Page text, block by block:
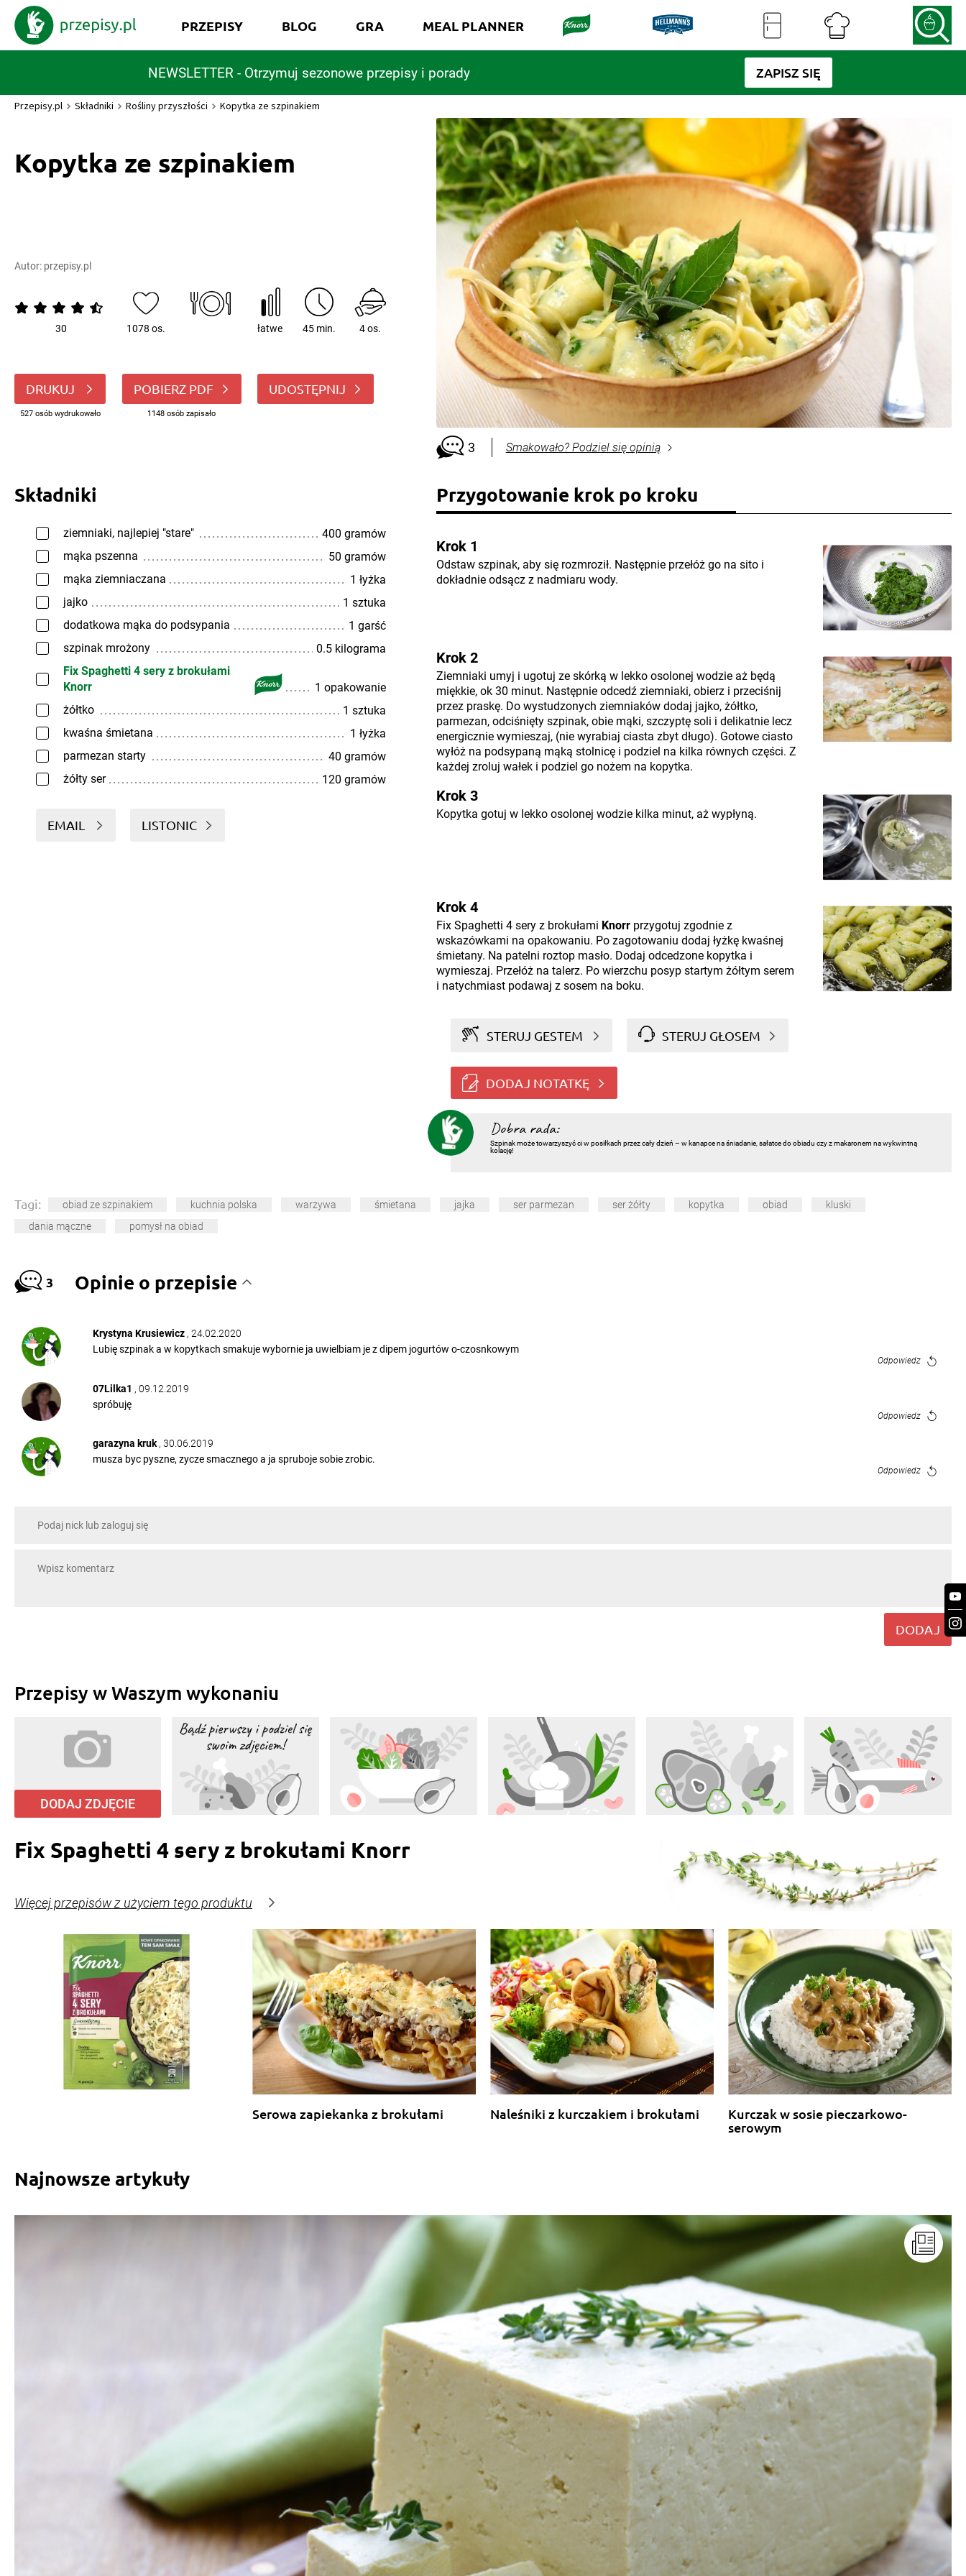
NEWSLETTER - Otrzymuj sezonowe przepisy i porady ZAPISZ SIĘ
PRZEPISY BLOG GRA MEAL PLANNER
Przepisy.pl Składniki Rośliny przyszłości Kopytka ze szpinakiem
Kopytka ze szpinakiem
Autor: przepisy.pl
30 1078 os. łatwe 45 min. 4 os.
DRUKUJ
527 osób wydrukowało
POBIERZ PDF
1148 osób zapisało
UDOSTĘPNIJ
3 Smakowało? Podziel się opinią
Składniki
ziemniaki, najlepiej "stare"
400 gramów
mąka pszenna
50 gramów
mąka ziemniaczana
1 łyżka
jajko
1 sztuka
dodatkowa mąka do podsypania
1 garść
szpinak mrożony
0.5 kilograma
Fix Spaghetti 4 sery z brokułami
Knorr
1 opakowanie
żółtko
1 sztuka
kwaśna śmietana
1 łyżka
parmezan starty
40 gramów
żółty ser
120 gramów
EMAIL LISTONIC
Przygotowanie krok po kroku
Krok 1
Odstaw szpinak, aby się rozmroził. Następnie przełóż go na sito i
dokładnie odsącz z nadmiaru wody.
Krok 2
Ziemniaki umyj i ugotuj ze skórką w lekko osolonej wodzie aż będą
miękkie, ok 30 minut. Następnie odcedź ziemniaki, obierz i przeciśnij
przez praskę. Do wystudzonych ziemniaków dodaj jajko, żółtko,
parmezan, odciśnięty szpinak, obie mąki, szczyptę soli i delikatnie lecz
energicznie wymieszaj, (nie wyrabiaj ciasta zbyt długo). Gotowe ciasto
wyłóż na podsypaną mąką stolnicę i podziel na kilka równych części. Z
każdej zroluj wałek i podziel go nożem na kopytka.
Krok 3
Kopytka gotuj w lekko osolonej wodzie kilka minut, aż wypłyną.
Krok 4
Fix Spaghetti 4 sery z brokułami Knorrprzygotuj zgodnie z
wskazówkami na opakowaniu. Po zagotowaniu dodaj łyżkę kwaśnej
śmietany. Na patelni roztop masło. Dodaj odcedzone kopytka i
wymieszaj. Przełóż na talerz. Po wierzchu posyp startym żółtym serem
i natychmiast podawaj z sosem na boku.
STERUJ GESTEM STERUJ GŁOSEM
DODAJ NOTATKĘ
Dobra rada:
Szpinak może towarzyszyć ci w posiłkach przez cały dzień – w kanapce na śniadanie, sałatce do obiadu czy z makaronem na wykwintną
kolację!
Tagi: obiad ze szpinakiem kuchnia polska warzywa śmietana jajka ser parmezan ser żółty kopytka obiad
kluski
dania mączne
pomysł na obiad
3 Opinie o przepisie
Krystyna Krusiewicz , 24.02.2020
Lubię szpinak a w kopytkach smakuje wybornie ja uwielbiam je z dipem jogurtów o-czosnkowym
Odpowiedz
07Lilka1 , 09.12.2019
spróbuję
Odpowiedz
garazyna kruk, 30.06.2019
musza byc pyszne, zycze smacznego a ja spruboje sobie zrobic.
Odpowiedz
DODAJ
Przepisy w Waszym wykonaniu
DODAJ ZDJĘCIE
Fix Spaghetti 4 sery z brokułami Knorr
Więcej przepisów z użyciem tego produktu
Serowa zapiekanka z brokułami Naleśniki z kurczakiem i brokułami
Kurczak w sosie pieczarkowo-
serowym
Najnowsze artykuły